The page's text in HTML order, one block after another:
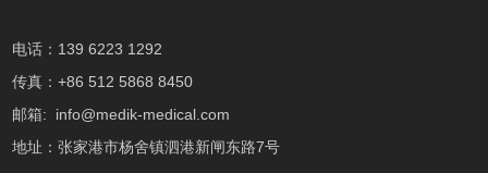
电话：139 6223 1292
传真：+86 512 5868 8450
邮箱: info@medik-medical.com
地址：张家港市杨舍镇泗港新闸东路7号